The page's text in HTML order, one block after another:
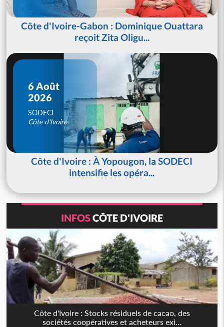
Côte d'Ivoire-Gabon : Dominique Ouattara
reçoit Zita Oligu...
6 Août
2026
SODECI
Côte d'Ivoire
Côte d'Ivoire : À Yopougon, la SODECI
intensifie les opéra...
INFOSCÔTE D'IVOIRE
Côte d'Ivoire : Stocks résiduels de cacao, des
sociétés coopératives et acheteurs exi...